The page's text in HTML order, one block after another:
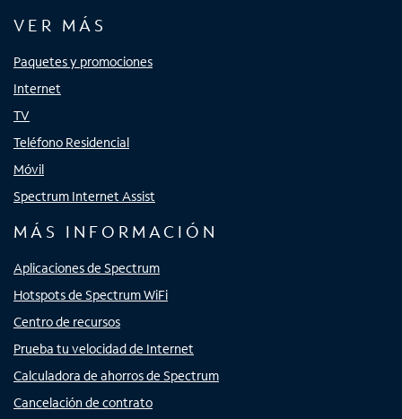
VER MÁS
Paquetes y promociones
Internet
TV
Teléfono Residencial
Móvil
Spectrum Internet Assist
MÁS INFORMACIÓN
Aplicaciones de Spectrum
Hotspots de Spectrum WiFi
Centro de recursos
Prueba tu velocidad de Internet
Calculadora de ahorros de Spectrum
Cancelación de contrato